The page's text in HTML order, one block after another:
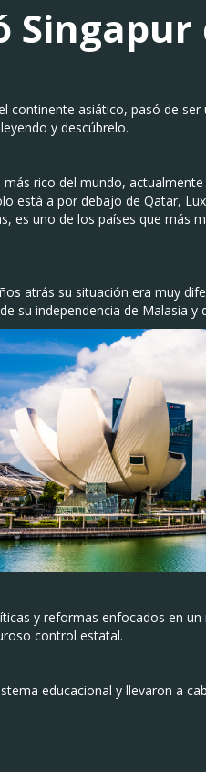
continente asiático, pasó de
y descúbrelo.
más rico del mundo,
está a por debajo de Qatar,
es uno de los países que más
atrás su situación era muy
su independencia de Malasia
y reformas enfocados en
control estatal.
educacional y llevaron a